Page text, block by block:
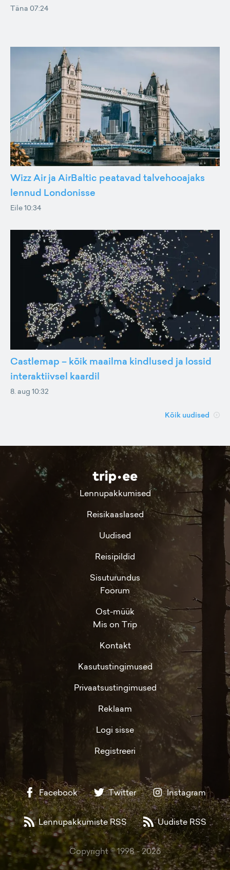
Täna 07:24
Wizz Air ja AirBaltic peatavad talvehooajaks
lennud Londonisse
Eile 10:34
Castlemap – kõik maailma kindlused ja lossid
interaktiivsel kaardil
8. aug 10:32
Kõik uudised
Lennupakkumised
Reisikaaslased
Uudised
Reisipildid
Sisuturundus
Foorum
Ost-müük
Mis on Trip
Kontakt
Kasutustingimused
Privaatsustingimused
Reklaam
Logi sisse
Registreeri
Facebook Twitter Instagram
Lennupakkumiste RSS Uudiste RSS
Copyright © 1998 -2026